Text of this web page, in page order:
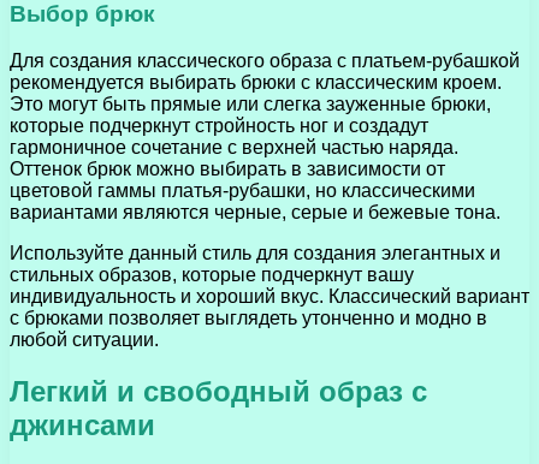
Выбор брюк
Для создания классического образа с платьем-рубашкой
рекомендуется выбирать брюки с классическим кроем.
Это могут быть прямые или слегка зауженные брюки,
которые подчеркнут стройность ног и создадут
гармоничное сочетание с верхней частью наряда.
Оттенок брюк можно выбирать в зависимости от
цветовой гаммы платья-рубашки, но классическими
вариантами являются черные, серые и бежевые тона.
Используйте данный стиль для создания элегантных и
стильных образов, которые подчеркнут вашу
индивидуальность и хороший вкус. Классический вариант
с брюками позволяет выглядеть утонченно и модно в
любой ситуации.
Легкий и свободный образ с
джинсами